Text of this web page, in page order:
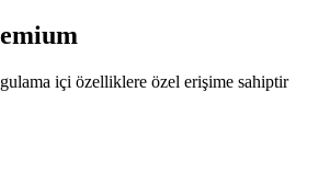
içi özelliklere özel erişime sahiptir